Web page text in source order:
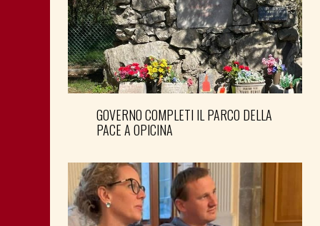
GOVERNO COMPLETI IL PARCO DELLA
PACE A OPICINA